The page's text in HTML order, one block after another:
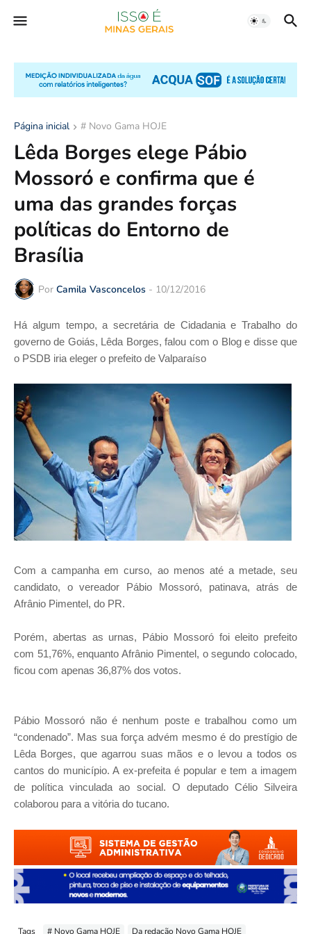
Página inicial # Novo Gama HOJE
Lêda Borges elege Pábio
Mossoró e confirma que é
uma das grandes forças
políticas do Entorno de
Brasília
Por Camila Vasconcelos - 10/12/2016
Há algum tempo, a secretária de Cidadania e Trabalho do
governo de Goiás, Lêda Borges, falou com o Blog e disse que
o PSDB iria eleger o prefeito de Valparaíso
Com a campanha em curso, ao menos até a metade, seu
candidato, o vereador Pábio Mossoró, patinava, atrás de
Afrânio Pimentel, do PR.
Porém, abertas as urnas, Pábio Mossoró foi eleito prefeito
com 51,76%, enquanto Afrânio Pimentel, o segundo colocado,
ficou com apenas 36,87% dos votos.
Pábio Mossoró não é nenhum poste e trabalhou como um
“condenado”. Mas sua força advém mesmo é do prestígio de
Lêda Borges, que agarrou suas mãos e o levou a todos os
cantos do município. A ex-prefeita é popular e tem a imagem
de política vinculada ao social. O deputado Célio Silveira
colaborou para a vitória do tucano.
Tags # Novo Gama HOJE Da redação Novo Gama HOJE